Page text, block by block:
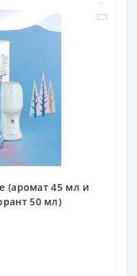
(аромат 45 мл и
50 мл)